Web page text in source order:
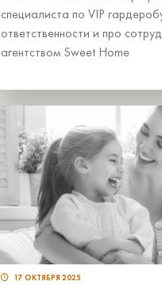
специалиста по VIP
ответственности и про
агентством Sweet Home
17 ОКТЯБРЯ 2025